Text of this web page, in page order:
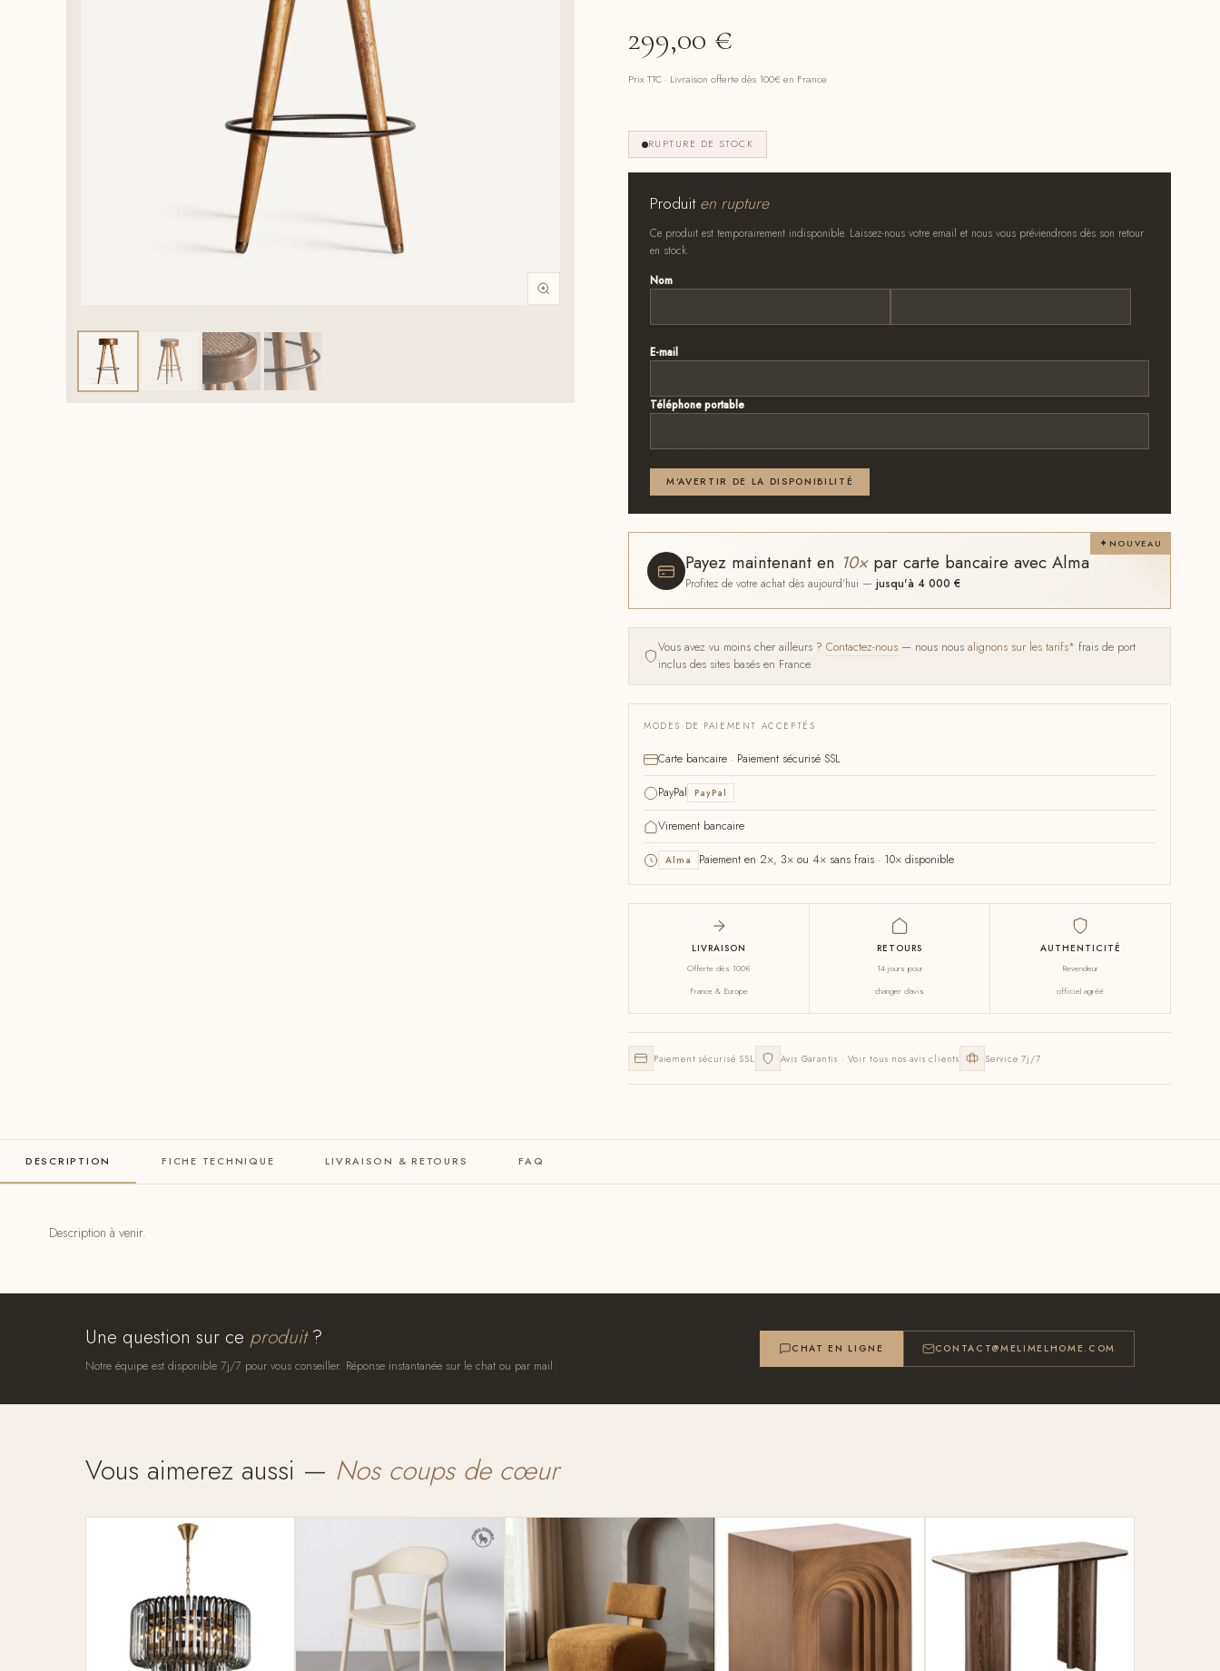
299,00 €
Prix TTC · Livraison offerte dès 100€ en France
RUPTURE DE STOCK
Produiten rupture
Ce produit est temporairement indisponible. Laissez-nous votre email et nous vous préviendrons dès son retour
en stock.
Nom
E-mail
Téléphone portable
M'AVERTIR DE LA DISPONIBILITÉ
NOUVEAU
Payez maintenant en 10×par carte bancaire avec Alma
Profitez de votre achat dès aujourd'hui — jusqu'à 4 000 €
Vous avez vu moins cher ailleurs ? Contactez-nous — nous nous alignons sur les tarifs* frais de port
inclus des sites basés en France.
MODES DE PAIEMENT ACCEPTÉS
Carte bancaire · Paiement sécurisé SSL
PayPal PayPal
Virement bancaire
Alma Paiement en 2×, 3× ou 4× sans frais · 10× disponible
LIVRAISON
Offerte dès 100€
France & Europe
RETOURS
14 jours pour
changer d'avis
AUTHENTICITÉ
Revendeur
officiel agréé
Paiement sécurisé SSL Avis Garantis · Voir tous nos avis clients Service 7j/7
DESCRIPTION FICHE TECHNIQUE LIVRAISON & RETOURS FAQ
Description à venir.
Une question sur ce produit?
Notre équipe est disponible 7j/7 pour vous conseiller. Réponse instantanée sur le chat ou par mail.
CHAT EN LIGNE CONTACT@MELIMELHOME.COM
Vous aimerez aussi — Nos coups de cœur